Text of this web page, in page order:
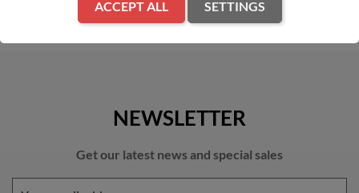
NEWSLETTER
Get our latest news and special sales
ACCEPT ALL SETTINGS